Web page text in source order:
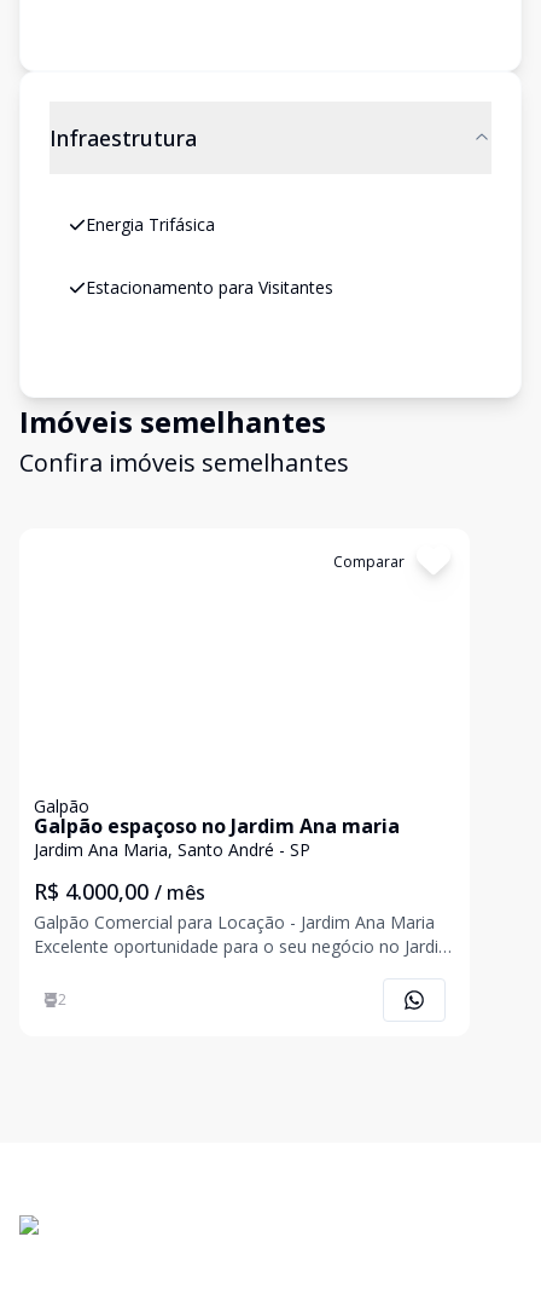
Infraestrutura
Energia Trifásica
Estacionamento para Visitantes
Imóveis semelhantes
Confira imóveis semelhantes
Comparar
Galpão
Galpão espaçoso no Jardim Ana maria
Jardim Ana Maria, Santo André - SP
R$ 4.000,00 / mês
Galpão Comercial para Locação - Jardim Ana Maria
Excelente oportunidade para o seu negócio no Jardim
em um terreno de 250 m², oferecendo um espaço
versátil e funcional para diversos segmentos. O
2